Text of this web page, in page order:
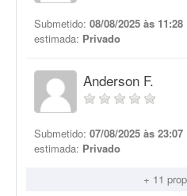
Submetido: 08/08/2025 às 11:28
estimada: Privado
Anderson F.
Submetido: 07/08/2025 às 23:07
estimada: Privado
+ 11